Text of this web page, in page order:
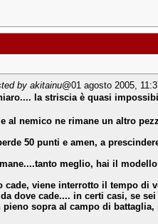
by akitainu@01 agosto 2005,
la striscia è quasi
al nemico ne rimane un altro
50 punti e amen, a
meglio, hai il
cade, viene interrotto il tempo di
dove cade.... in certi casi, se
pieno sopra al campo di